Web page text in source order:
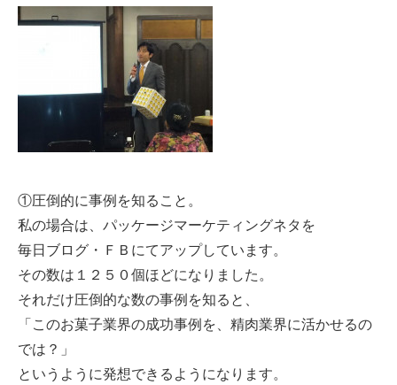
①圧倒的に事例を知ること。
私の場合は、パッケージマーケティングネタを
毎日ブログ・ＦＢにてアップしています。
その数は１２５０個ほどになりました。
それだけ圧倒的な数の事例を知ると、
「このお菓子業界の成功事例を、精肉業界に活かせるの
では？」
というように発想できるようになります。